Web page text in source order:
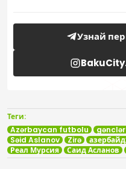
Узнай
Теги:
Azərbaycan futbolu
Səid Aslanov
Zirə
Реал Мурсия
Саид Асланов